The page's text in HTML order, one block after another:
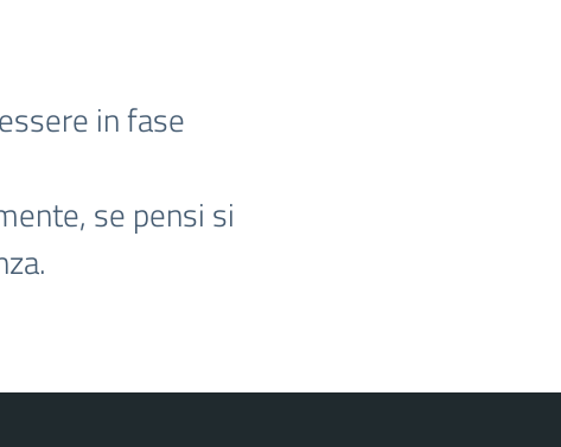
in fase
se pensi si